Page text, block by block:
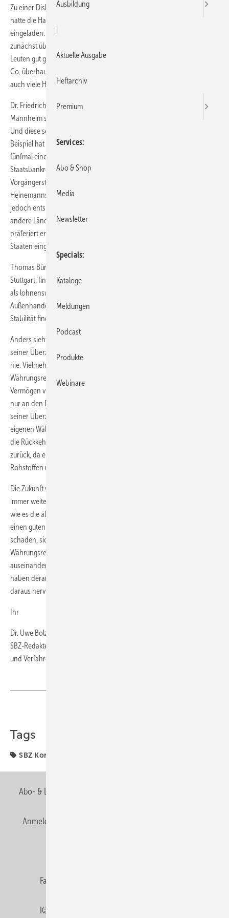
Zu einer Diskussion mit drei Experten, Thema „Die Zukunft ist Europa“,
hatte die Handwerkskammer der Region Stuttgart Ende Oktober
eingeladen. Moderatorin Jaqueline Stuhler vom SWR zeigte sich
zunächst überrascht, dass dieses Thema – der Saal war mit 160
Leuten gut gefüllt – trotz medialer Dauerbeschallung mit Eurokrise &
Co. überhaupt noch auf Interesse stößt. Offensichtlich sind jedoch
auch viele Handwerksunternehmer unruhig geworden.
Dr. Friedrich Heinemanns vom Europäischen Wirtschaftszentrum in
Mannheim sieht eine Vertrauenskrise wegen der Staatsverschuldung.
Und diese sei auch nicht ganz unberechtigt, denn Griechenland zum
Beispiel hat seit der Gründung als unabhängiger Staat 1830 immerhin
fünfmal eine Umschuldung (höfliche Umschreibung für
Staatsbankrott) aufs Parkett gelegt – in Deutschland und den
Vorgängerstaaten gab es das in diesem Zeitraum übrigens achtmal.
Heinemanns sieht die Lösung in geordneten Umschuldungen, die
jedoch entsprechende Rettungsschirme erfordern würden, damit
andere Länder und die Banken nicht umgerissen werden. Hierbei
präferiert er unabhängige Instanzen, die in die Souveränität von
Staaten eingreifen.
Thomas Bürkle, Geschäftsführer der Bürkle & Schöck Elektrotechnik in
Stuttgart, findet Engagements in Richtung Eurorettung durchaus auch
als lohnenswert, denn er als Mittelständler schätzt die Vorzüge eines
Außenhandels ohne Währungsrisiken, und zur Absicherung der
Stabilität findet auch er ein Eingreifen in fremde Staaten gerechtfertigt.
Anders sieht das der Journalist und Buchautor Michael Grandt. Nach
seiner Überzeugung hat der Euro nie funk­tioniert und er wird es auch
nie. Vielmehr wird die Zukunft schleichende Geldentwertung und
Währungsreformen mit sich bringen. Es werden zur Zeit im großen Stil
Vermögen vernichtet und wenn die Masse das begreift, wird es nicht
nur an den Euro-Randzonen zu Unruhen kommen. Stabilität kann es
seiner Überzeugung nach nur in einem lockeren Staatenverbund mit
eigenen Währungen geben. Und auch das Totschlagargument, dass
die Rückkehr zur D-Mark den deutschen Export ruiniere, weist er
zurück, da eine starke Währung auch einen günstigeren Einkauf von
Rohstoffen und Zwischenprodukten bedingt.
Die Zukunft wird zeigen, wohin die Reise geht. Momentan beschert die
immer weiter um sich greifende Angst, dass das Geld kaputt geht –
wie es die älteren Leute noch sagen – immerhin der SHK-Branche
einen guten Lauf, speziell im Badbereich. Dennoch dürfte es nicht
schaden, sich einmal mit historischen Staatsbankrotten und
Währungsreformen unter der Devise „aus der Geschichte lernen“
auseinanderzusetzen und Schlüsse zu ziehen. Viele Unternehmen
haben derartige Krisen nicht nur überlebt, sondern sind gestärkt
daraus hervorgegangen.
Ihr
Dr. Uwe Bolz
SBZ-Redakteur
und Verfahrensingenieur
Tags
SBZ Kommentar
Abo- & Leserservice
Anmelden
Fachbeiträge
Karriere bei Gentner
Ausbildung
Aktuelle Ausgabe
Heftarchiv
Premium
Services
Abo & Shop
Media
Newsletter
Specials
Kataloge
Meldungen
Podcast
Produkte
Webinare